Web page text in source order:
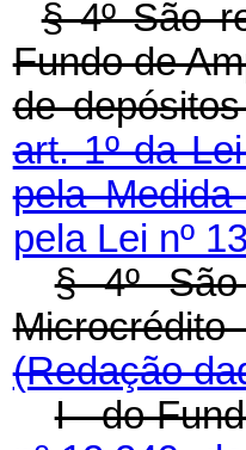
§ 4º São
Fundo de
de
art. 1º da
pela
pela Lei nº
§ 4º São
(Redação
I - do